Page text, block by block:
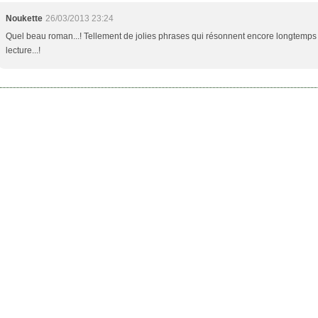
Noukette 26/03/2013 23:24
Quel beau roman...! Tellement de jolies phrases qui résonnent encore
lecture...!